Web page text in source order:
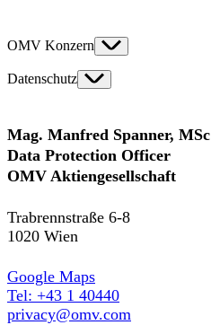
OMV Konzern
Datenschutz
Mag. Manfred Spanner, MSc
Data Protection Officer
OMV Aktiengesellschaft
Trabrennstraße 6-8
1020 Wien
Google Maps
Tel: +43 1 40440
privacy@omv.com